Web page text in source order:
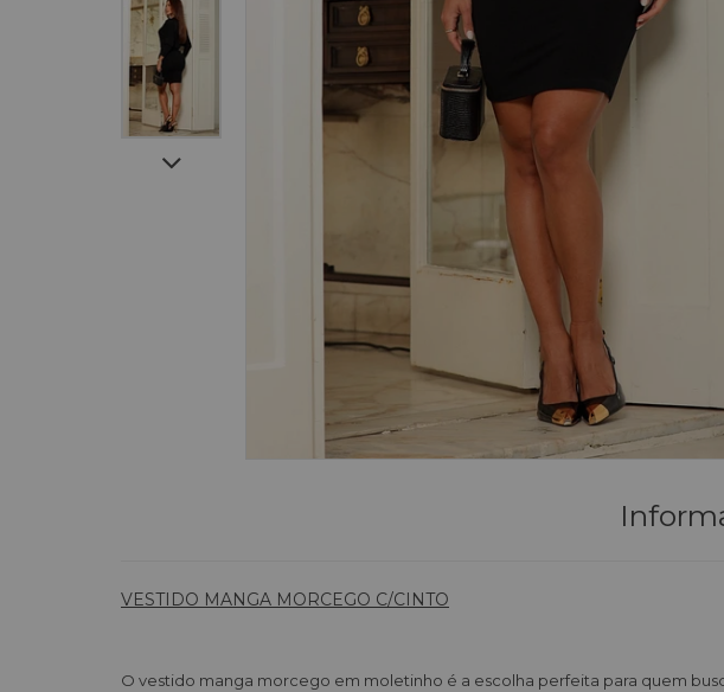
VESTIDO MANGA MORCEGO C/CINTO
O vestido manga morcego em moletinho é a escolha perfeita para quem